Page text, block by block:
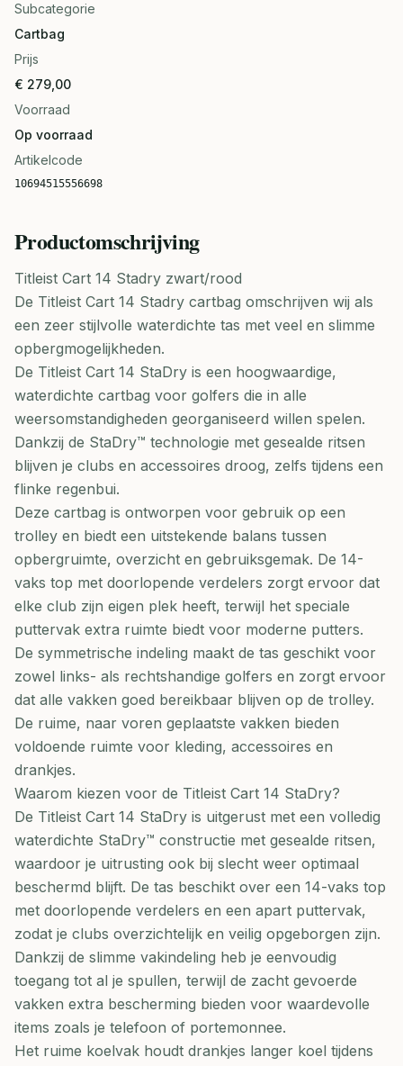
Subcategorie
Cartbag
Prijs
€ 279,00
Voorraad
Op voorraad
Artikelcode
10694515556698
Productomschrijving
Titleist Cart 14 Stadry zwart/rood
De Titleist Cart 14 Stadry cartbag omschrijven wij als
een zeer stijlvolle waterdichte tas met veel en slimme
opbergmogelijkheden.
De Titleist Cart 14 StaDry is een hoogwaardige,
waterdichte cartbag voor golfers die in alle
weersomstandigheden georganiseerd willen spelen.
Dankzij de StaDry™ technologie met gesealde ritsen
blijven je clubs en accessoires droog, zelfs tijdens een
flinke regenbui.
Deze cartbag is ontworpen voor gebruik op een
trolley en biedt een uitstekende balans tussen
opbergruimte, overzicht en gebruiksgemak. De 14-
vaks top met doorlopende verdelers zorgt ervoor dat
elke club zijn eigen plek heeft, terwijl het speciale
puttervak extra ruimte biedt voor moderne putters.
De symmetrische indeling maakt de tas geschikt voor
zowel links- als rechtshandige golfers en zorgt ervoor
dat alle vakken goed bereikbaar blijven op de trolley.
De ruime, naar voren geplaatste vakken bieden
voldoende ruimte voor kleding, accessoires en
drankjes.
Waarom kiezen voor de Titleist Cart 14 StaDry?
De Titleist Cart 14 StaDry is uitgerust met een volledig
waterdichte StaDry™ constructie met gesealde ritsen,
waardoor je uitrusting ook bij slecht weer optimaal
beschermd blijft. De tas beschikt over een 14-vaks top
met doorlopende verdelers en een apart puttervak,
zodat je clubs overzichtelijk en veilig opgeborgen zijn.
Dankzij de slimme vakindeling heb je eenvoudig
toegang tot al je spullen, terwijl de zacht gevoerde
vakken extra bescherming bieden voor waardevolle
items zoals je telefoon of portemonnee.
Het ruime koelvak houdt drankjes langer koel tijdens